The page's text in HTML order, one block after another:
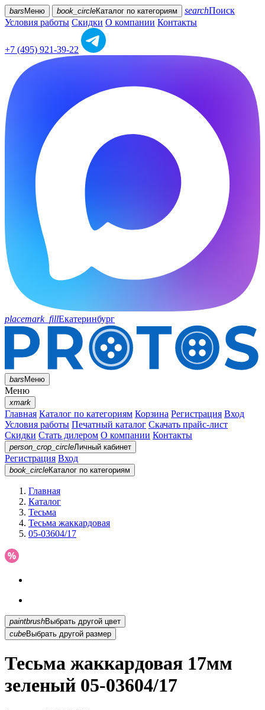
bars Меню book_circleКаталог по категориям searchПоиск
Условия работы Скидки О компании Контакты
+7 (495) 921-39-22
placemark_fillЕкатеринбург
barsМеню
Меню
xmark
Главная Каталог по категориям Корзина Регистрация Вход
Условия работы Печатный каталог Скачать прайс-лист
Скидки Стать дилером О компании Контакты
person_crop_circleЛичный кабинет
Регистрация Вход
book_circleКаталог по категориям
Главная
Каталог
Тесьма
Тесьма жаккардовая
05-03604/17
paintbrush
Выбрать другой цвет
cubeВыбрать другой размер
Тесьма жаккардовая 17мм
зеленый 05-03604/17